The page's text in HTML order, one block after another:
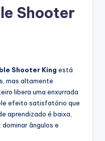
Shooter
Shooter King está
mas altamente
libera uma enxurrada
efeito satisfatório que
aprendizado é baixa,
dominar ângulos e